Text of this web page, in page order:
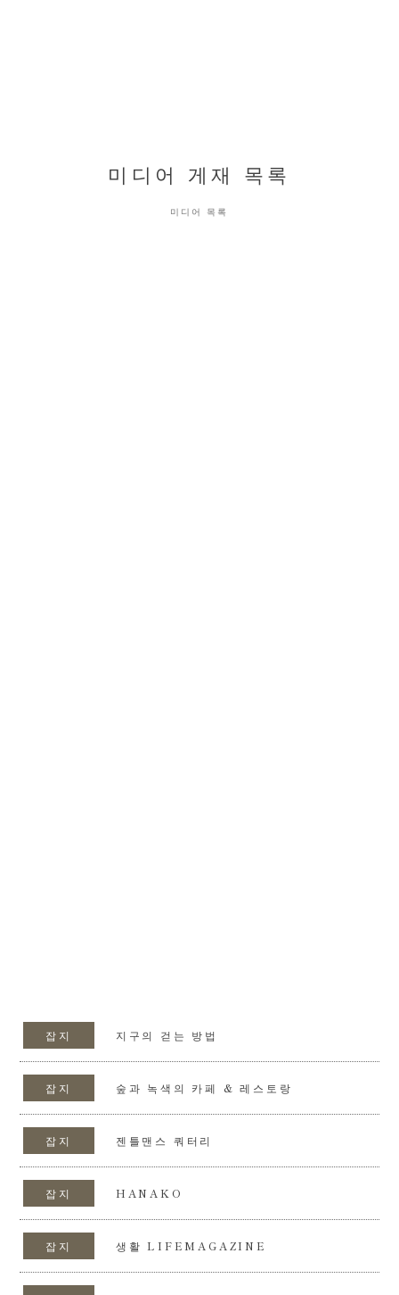
미디어 게재 목록
미디어 목록
잡지 지구의 걷는 방법
잡지 숲과 녹색의 카페 & 레스토랑
잡지 젠틀맨스 쿼터리
잡지 HANAKO
잡지 생활 LIFEMAGAZINE